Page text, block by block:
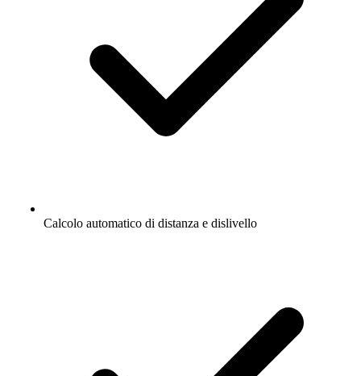
Calcolo automatico di distanza e dislivello